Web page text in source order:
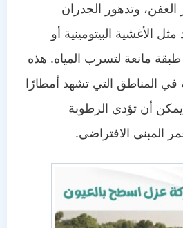
وتدهور الجدران
الأغشية البيتومينية أو
طبقة مانعة لتسرب المياه. هذه
المناطق التي تشهد أمطارًا
أن تؤدي الرطوبة
المبنى الافتراضي.